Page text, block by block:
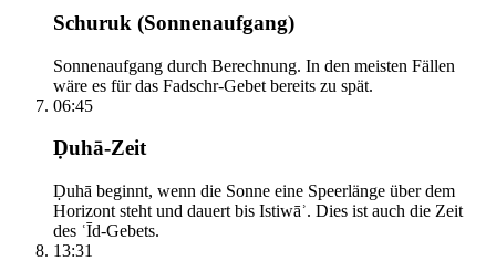
Schuruk (Sonnenaufgang)
Sonnenaufgang durch Berechnung. In den meisten Fällen
wäre es für das Fadschr-Gebet bereits zu spät.
06:45
Ḍuhā-Zeit
Ḍuhā beginnt, wenn die Sonne eine Speerlänge über dem
Horizont steht und dauert bis Istiwāʾ. Dies ist auch die Zeit
des ʿĪd-Gebets.
13:31